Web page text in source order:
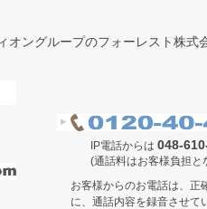
オングループのフォーレスト株式
IP電話からは 048-
(通話料はお客様負担と
お客様からのお電話は、正
に、通話内容を録音させて